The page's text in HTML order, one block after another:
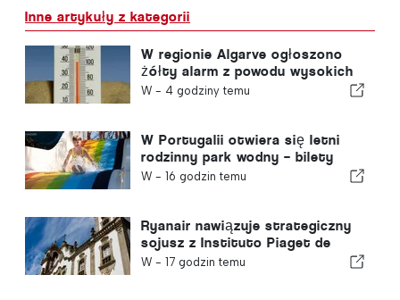
Inne artykuły z kategorii
W regionie Algarve ogłoszono
żółty alarm z powodu wysokich
temperatur
W - 4 godziny temu
W Portugalii otwiera się letni
rodzinny park wodny – bilety
kosztują 2 euro
W - 16 godzin temu
Ryanair nawiązuje strategiczny
sojusz z Instituto Piaget de
Viseu w zakresie szkoleń dla
W - 17 godzin temu